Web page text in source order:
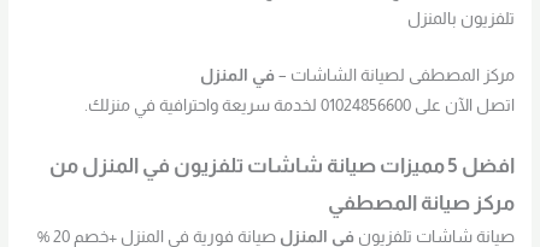
تلفزيون بالمنزل
مركز المصطفى لصيانة الشاشات –في المنزل
اتصل الآن على 01024856600 لخدمة سريعة واحترافية في منزلك.
افضل 5 مميزات صيانة شاشات تلفزيون في المنزل من
مركز صيانة المصطفي
صيانة شاشات تلفزيونفي المنزل
صيانة فورية في المنزل +خصم 20 %